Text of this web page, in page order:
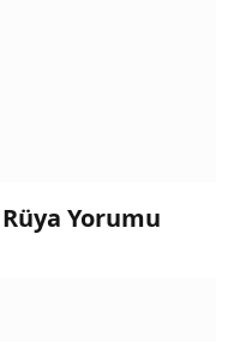
Yorumu